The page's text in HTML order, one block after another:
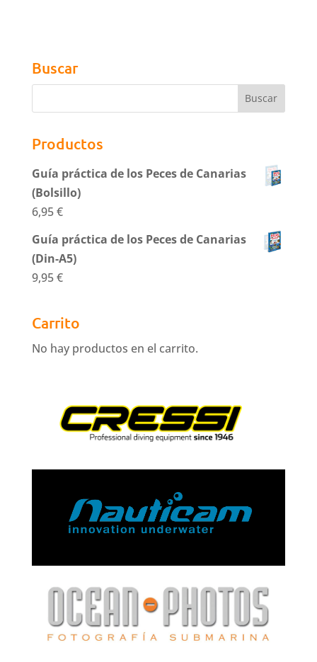
Buscar
Productos
Guía práctica de los Peces de Canarias
(Bolsillo)
6,95€
Guía práctica de los Peces de Canarias
(Din-A5)
9,95€
Carrito
No hay productos en el carrito.